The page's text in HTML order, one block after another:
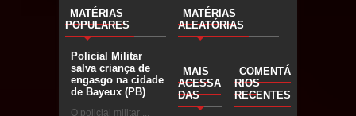
MATÉRIAS
POPULARES
Policial Militar
salva criança de
engasgo na cidade
de Bayeux (PB)
O policial militar ...
MATÉRIAS
ALEATÓRIAS
MAIS
ACESSA
DAS
COMENTÁ
RIOS
RECENTES